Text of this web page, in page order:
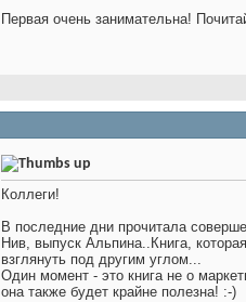
Первая очень занимательна!
Коллеги!
В последние дни прочитала
Нив, выпуск Альпина..Книга,
взглянуть под другим углом...
Один момент - это книга не о
она также будет крайне полезна! :-)